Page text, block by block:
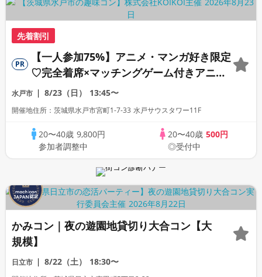
先着割引
PR
【一人参加75%】アニメ・マンガ好き限定
♡完全着席×マッチングゲーム付きアニメ
コン
水戸市 8/23（日） 13:45〜
開催地住所：茨城県水戸市宮町1-7-33 水戸サウスタワー11F
20〜40歳 9,800円
参加者調整中
20〜40歳 500円
◎受付中
かみコン｜夜の遊園地貸切り大合コン【大
規模】
日立市 8/22（土） 18:30〜